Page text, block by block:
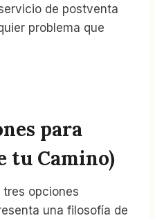
de postventa
problema que
para
tu Camino)
tres opciones
una filosofía de